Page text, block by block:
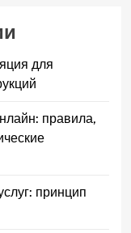
для
правила,
принцип